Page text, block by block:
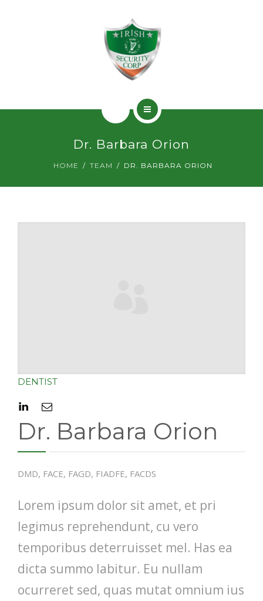
Dr. Barbara Orion
HOME TEAM DR. BARBARA ORION
DENTIST
Dr. Barbara Orion
DMD, FACE, FAGD, FIADFE, FACDS
Lorem ipsum dolor sit amet, et pri
legimus reprehendunt, cu vero
temporibus deterruisset mel. Has ea
dicta summo labitur. Eu nullam
ocurreret sed, quas mutat omnium ius